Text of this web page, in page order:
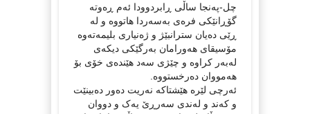
چل-پەنجا ساڵی ڕابردوودا ئەم ڕەوتە
گۆڕانێکی فرەی بەسەردا هاتووە و لە
ڕێی دەیان سترانبێژ و ژەنیاری بلیمەتەوە
مۆسیقای هەورامان بەرگێکی دیکەی
لەبەر کراوە و چێژی سەد هێندەی خۆی بۆ
هەمووان دەرخستووە.
ئەرچی لێرە هێشتاکە نەریت دەور دەبینێت
و کەند و لەندی سەرڕێ یەک و دووان